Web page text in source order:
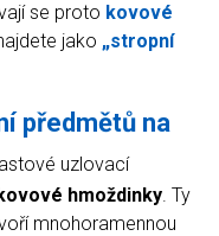
se proto kovové
jako „stropní
předmětů na
uzlovací
hmoždinky. Ty
mnohoramennou